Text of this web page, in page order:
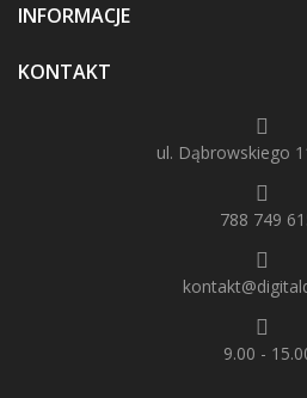
INFORMACJE
KONTAKT
ul. Dąbrowskiego
788 749
9.00 -